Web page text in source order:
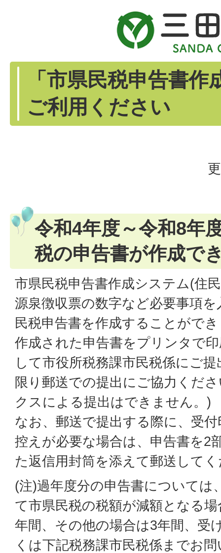
「市県民税申告書
ご利用ください
令和4年度～令和8年
税の申告書が作成で
市県民税申告書作成システム(住
源泉徴収票の数字など必要事項
民税申告書を作成することがで
作成された申告書をプリンタで
して市役所税務課市民税係にご
限り郵送での提出にご協力くだ
クスによる提出はできません。)
なお、郵送で提出する際に、受
控えが必要な場合は、申告書を2
た返信用封筒を添えて郵送して
(注)過年度分の申告書については
て市県民税の税額が減額となる
年間、その他の場合は3年間、受
くは下記税務課市民税係までお